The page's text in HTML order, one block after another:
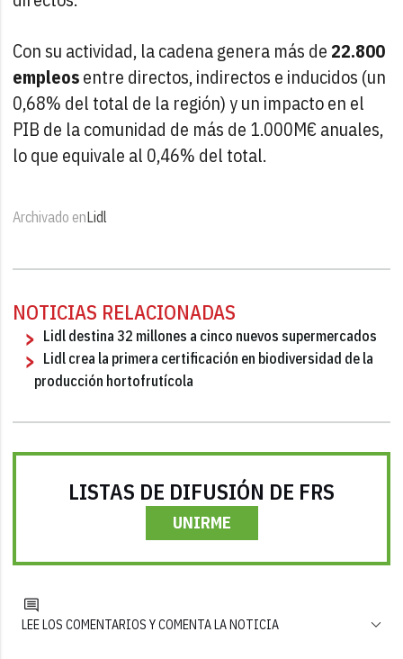
Con su actividad, la cadena genera más de22.800
empleosentre directos, indirectos e inducidos (un
0,68% del total de la región) y un impacto en el
PIB de la comunidad de más de 1.000M€ anuales,
lo que equivale al 0,46% del total.
Archivado enLidl
NOTICIAS RELACIONADAS
Lidl destina 32 millones a cinco nuevos supermercados
Lidl crea la primera certificación en biodiversidad de la
producción hortofrutícola
LISTAS DE DIFUSIÓN DE FRS
UNIRME
LEE LOS COMENTARIOS Y COMENTA LA NOTICIA